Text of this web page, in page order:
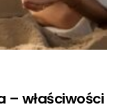
– właściwości